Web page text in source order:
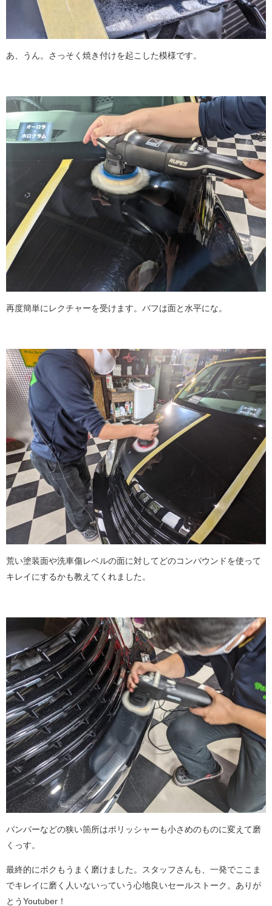
あ、うん。さっそく焼き付けを起こした模様です。
再度簡単にレクチャーを受けます。バフは面と水平にな。
荒い塗装面や洗車傷レベルの面に対してどのコンパウンドを使って
キレイにするかも教えてくれました。
バンパーなどの狭い箇所はポリッシャーも小さめのものに変えて磨
くっす。
最終的にボクもうまく磨けました。スタッフさんも、一発でここま
でキレイに磨く人いないっていう心地良いセールストーク。ありが
とうYoutuber！